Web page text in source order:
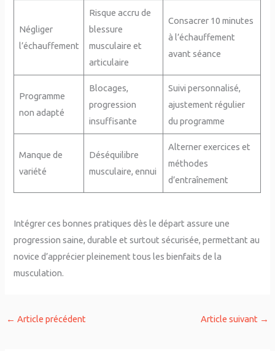
Négliger
l’échauffement
Risque accru de
blessure
musculaire et
articulaire
Consacrer 10 minutes
à l’échauffement
avant séance
Programme
non adapté
Blocages,
progression
insuffisante
Suivi personnalisé,
ajustement régulier
du programme
Manque de
variété
Déséquilibre
musculaire, ennui
Alterner exercices et
méthodes
d’entraînement
Intégrer ces bonnes pratiques dès le départ assure une
progression saine, durable et surtout sécurisée, permettant au
novice d’apprécier pleinement tous les bienfaits de la
musculation.
← Article précédent Article suivant →